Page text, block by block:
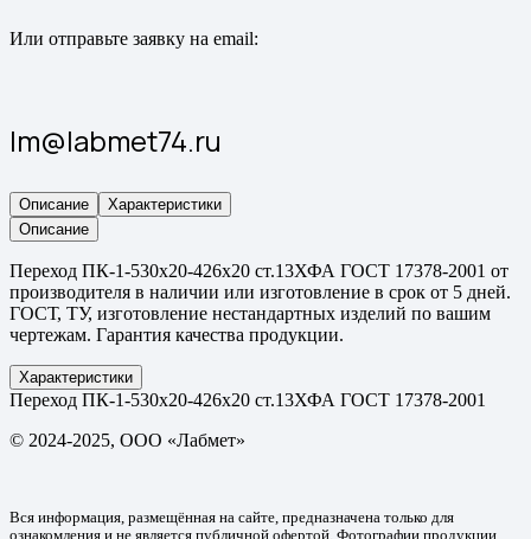
Или отправьте заявку на email:
lm@labmet74.ru
Описание
Характеристики
Описание
Переход ПК-1-530х20-426х20 ст.13ХФА ГОСТ 17378-2001 от
производителя в наличии или изготовление в срок от 5 дней.
ГОСТ, ТУ, изготовление нестандартных изделий по вашим
чертежам. Гарантия качества продукции.
Характеристики
Переход ПК-1-530х20-426х20 ст.13ХФА ГОСТ 17378-2001
© 2024-2025, ООО «Лабмет»
Вся информация, размещённая на сайте, предназначена только для
ознакомления и не является публичной офертой. Фотографии продукции